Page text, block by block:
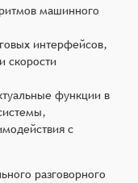
машинного
интерфейсов,
скорости
функции в
с
разговорного